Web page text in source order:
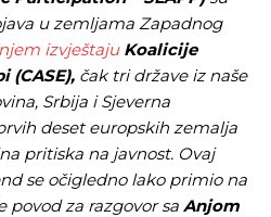
u zemljama Zapadnog
izvještaju Koalicije
(CASE), čak tri države iz naše
Srbija i Sjeverna
deset europskih zemalja
pritiska na javnost. Ovaj
se očigledno lako primio na
povod za razgovor sa Anjom